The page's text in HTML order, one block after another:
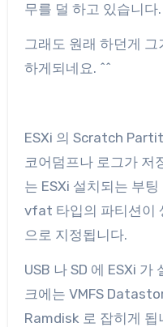
무를 덜 하고 있습니다.
그래도 원래 하던게
하게되네요. ^^
ESXi 의 Scratch
코어덤프나 로그가 저
는 ESXi 설치되는 부
vfat 타입의 파티션이
으로 지정됩니다.
USB 나 SD 에 ESXi
크에는 VMFS
Ramdisk 로 잡히게 됩